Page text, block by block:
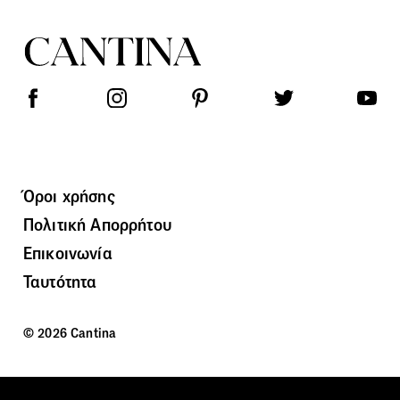
Όροι χρήσης
Πολιτική Απορρήτου
Επικοινωνία
Ταυτότητα
© 2026 Cantina